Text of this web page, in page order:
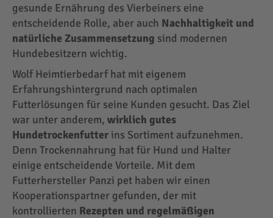
gesunde Ernährung des Vierbeiners eine
entscheidende Rolle, aber auch Nachhaltigkeit und
natürliche Zusammensetzung sind modernen
Hundebesitzern wichtig.
Wolf Heimtierbedarf hat mit eigenem
Erfahrungshintergrund nach optimalen
Futterlösungen für seine Kunden gesucht. Das Ziel
war unter anderem, wirklich gutes
Hundetrockenfutter ins Sortiment aufzunehmen.
Denn Trockennahrung hat für Hund und Halter
einige entscheidende Vorteile. Mit dem
Futterhersteller Panzi pet haben wir einen
Kooperationspartner gefunden, der mit
kontrollierten Rezepten und regelmäßigen